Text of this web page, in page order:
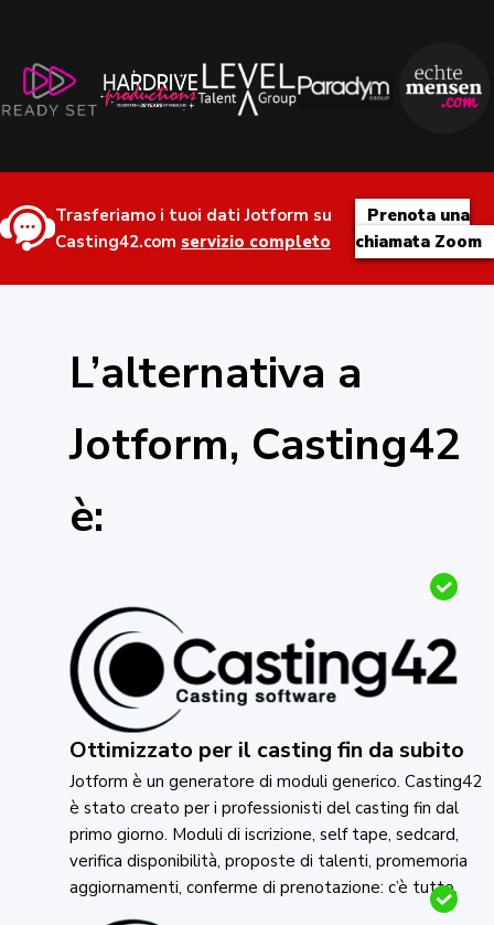
Trasferiamo i tuoi dati Jotform su
Casting42.com servizio completo
Prenota una
chiamata Zoom
L’alternativa a
Jotform, Casting42
è:
Ottimizzato per il casting fin da subito
Jotform è un generatore di moduli generico. Casting42
è stato creato per i professionisti del casting fin dal
primo giorno. Moduli di iscrizione, self tape, sedcard,
verifica disponibilità, proposte di talenti, promemoria
aggiornamenti, conferme di prenotazione: c’è tutto.